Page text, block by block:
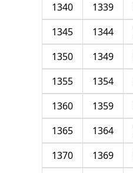
1339
1340
1344
1345
1349
1350
1354
1355
1359
1360
1364
1365
1369
1370